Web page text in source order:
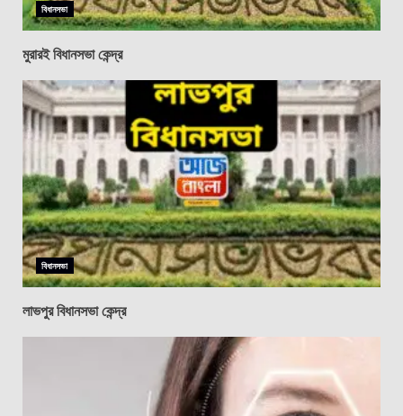
বিধানসভা
মুরারই বিধানসভা কেন্দ্র
বিধানসভা
লাভপুর বিধানসভা কেন্দ্র